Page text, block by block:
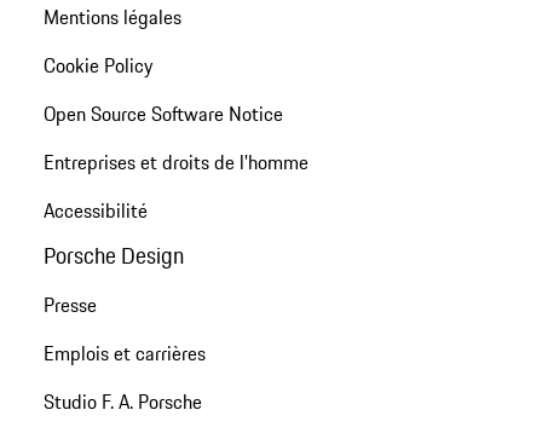
Mentions légales
Cookie Policy
Open Source Software Notice
Entreprises et droits de l'homme
Accessibilité
Porsche Design
Presse
Emplois et carrières
Studio F. A. Porsche